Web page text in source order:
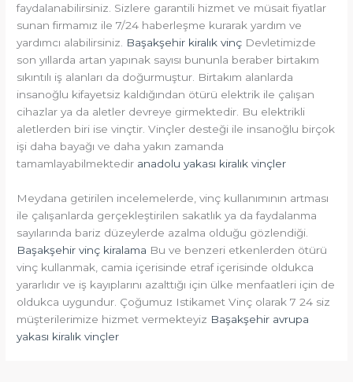
faydalanabilirsiniz. Sizlere garantili hizmet ve müsait fiyatlar
sunan firmamız ile 7/24 haberleşme kurarak yardım ve
yardımcı alabilirsiniz.
Başakşehir kiralık vinç Devletimizde
son yıllarda artan yapınak sayısı bununla beraber birtakım
sıkıntılı iş alanları da doğurmuştur. Birtakım alanlarda
insanoğlu kifayetsiz kaldığından ötürü elektrik ile çalışan
cihazlar ya da aletler devreye girmektedir. Bu elektrikli
aletlerden biri ise vinçtir. Vinçler desteği ile insanoğlu birçok
işi daha bayağı ve daha yakın zamanda
tamamlayabilmektedir anadolu yakası kiralık vinçler
Meydana getirilen incelemelerde, vinç kullanımının artması
ile çalışanlarda gerçekleştirilen sakatlık ya da faydalanma
sayılarında bariz düzeylerde azalma olduğu gözlendiği.
Başakşehir vinç kiralama Bu ve benzeri etkenlerden ötürü
vinç kullanmak, camia içerisinde etraf içerisinde oldukca
yararlıdır ve iş kayıplarını azalttığı için ülke menfaatleri için de
oldukca uygundur. Çoğumuz Istikamet Vinç olarak 7 24 siz
müşterilerimize hizmet vermekteyiz Başakşehir avrupa
yakası kiralık vinçler